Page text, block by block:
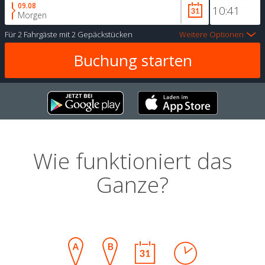
09.08
Morgen
Für2 Fahrgäste mit2 Gepäckstücken Weitere Optionen
Wie funktioniert das
Ganze?